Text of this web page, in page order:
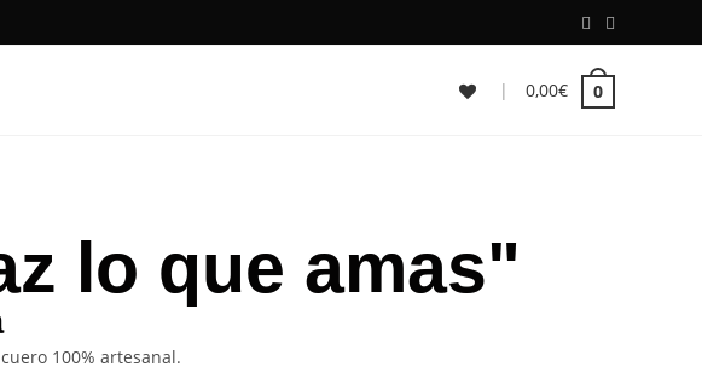
| 0,00€ 0
lo que amas"